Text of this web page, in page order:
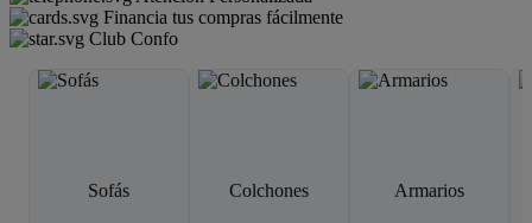
Financia tus compras fácilmente
Club Confo
Sofás Colchones Armarios